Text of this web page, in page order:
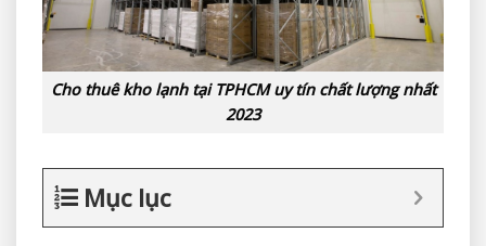
Cho thuê kho lạnh tại TPHCM uy tín chất lượng nhất
2023
Mục lục